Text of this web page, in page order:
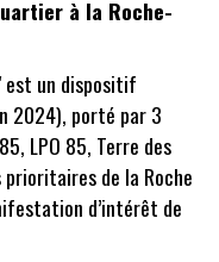
à la Roche-
est un dispositif
2024), porté par 3
LPO 85, Terre des
de la Roche
d’intérêt de